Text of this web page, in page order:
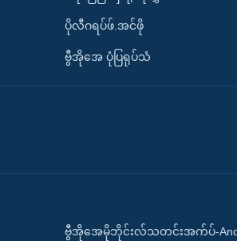
ပိုလီဂရပ်ဖ်.အင်ဖို
ဗွီအိုအေ ပုံပြရုပ်သံ
ဗွီအိုအေမိုဘိုင်းလ်သတင်းအက်ပ်-